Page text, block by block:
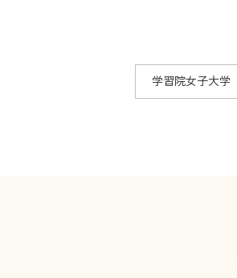
学習院女子大学